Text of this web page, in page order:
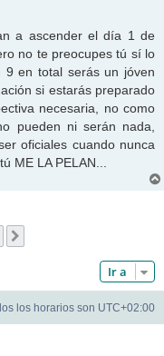
a ascender el día 1 de
no te preocupes tú sí lo
en total serás un jóven
si estarás preparado
necesaria, no como
pueden ni serán nada,
oficiales cuando nunca
ME LA PELAN...
Ir a
los horarios son UTC+02:00